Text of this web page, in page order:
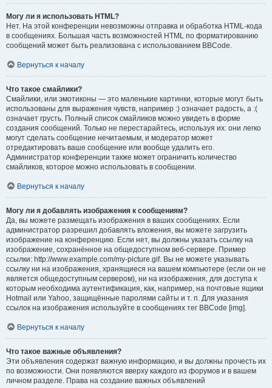
Могу ли я использовать HTML?
Нет. На этой конференции невозможны отправка и обработка HTML-кода
в сообщениях. Большая часть возможностей HTML по форматированию
сообщений может быть реализована с использованием BBCode.
Вернуться к началу
Что такое смайлики?
Смайлики, или эмотиконы — это маленькие картинки, которые могут быть
использованы для выражения чувств, например :) означает радость, а :(
означает грусть. Полный список смайликов можно увидеть в форме
создания сообщений. Только не перестарайтесь, используя их: они легко
могут сделать сообщение нечитаемым, и модератор может
отредактировать ваше сообщение или вообще удалить его.
Администратор конференции также может ограничить количество
смайликов, которое можно использовать в сообщении.
Вернуться к началу
Могу ли я добавлять изображения к сообщениям?
Да, вы можете размещать изображения в ваших сообщениях. Если
администратор разрешил добавлять вложения, вы можете загрузить
изображение на конференцию. Если нет, вы должны указать ссылку на
изображение, сохранённое на общедоступном веб-сервере. Пример
ссылки: http://www.example.com/my-picture.gif. Вы не можете указывать
ссылку ни на изображения, хранящиеся на вашем компьютере (если он не
является общедоступным сервером), ни на изображения, для доступа к
которым необходима аутентификация, как, например, на почтовые ящики
Hotmail или Yahoo, защищённые паролями сайты и т. п. Для указания
ссылок на изображения используйте в сообщениях тег BBCode [img].
Вернуться к началу
Что такое важные объявления?
Эти объявления содержат важную информацию, и вы должны прочесть их
по возможности. Они появляются вверху каждого из форумов и в вашем
личном разделе. Права на создание важных объявлений